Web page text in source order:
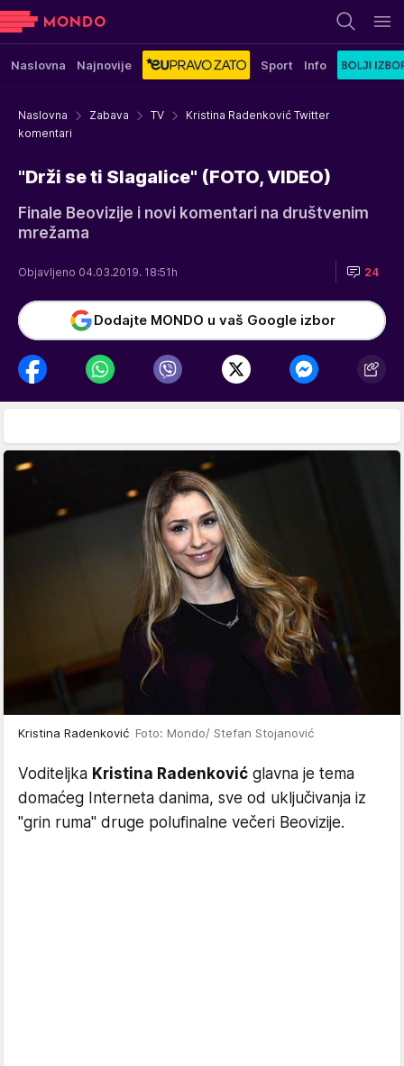
Naslovna Najnovije Sport Info
Naslovna Zabava TV
Kristina Radenković Twitter
komentari
"Drži se ti Slagalice" (FOTO, VIDEO)
Finale Beovizije i novi komentari na društvenim
mrežama
Objavljeno 04.03.2019. 18:51h 24
Dodajte MONDO u vaš Google izbor
Kristina Radenković Foto: Mondo/ Stefan Stojanović
Voditeljka Kristina Radenković glavna je tema
domaćeg Interneta danima, sve od uključivanja iz
"grin ruma" druge polufinalne večeri Beovizije.